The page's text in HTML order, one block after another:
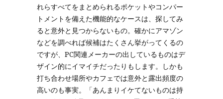
れらすべてをまとめられるポケットやコンパー
トメントを備えた機能的なケースは、探してみ
ると意外と見つからないもの。確かにアマゾン
などを調べれば候補はたくさん挙がってくるの
ですが、PC関連メーカーの出しているものはデ
ザイン的にイマイチだったりもします。しかも
打ち合わせ場所やカフェでは意外と露出頻度の
高いのも事実。「あんまりイケてないものは持